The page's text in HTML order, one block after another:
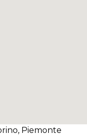
, Piemonte